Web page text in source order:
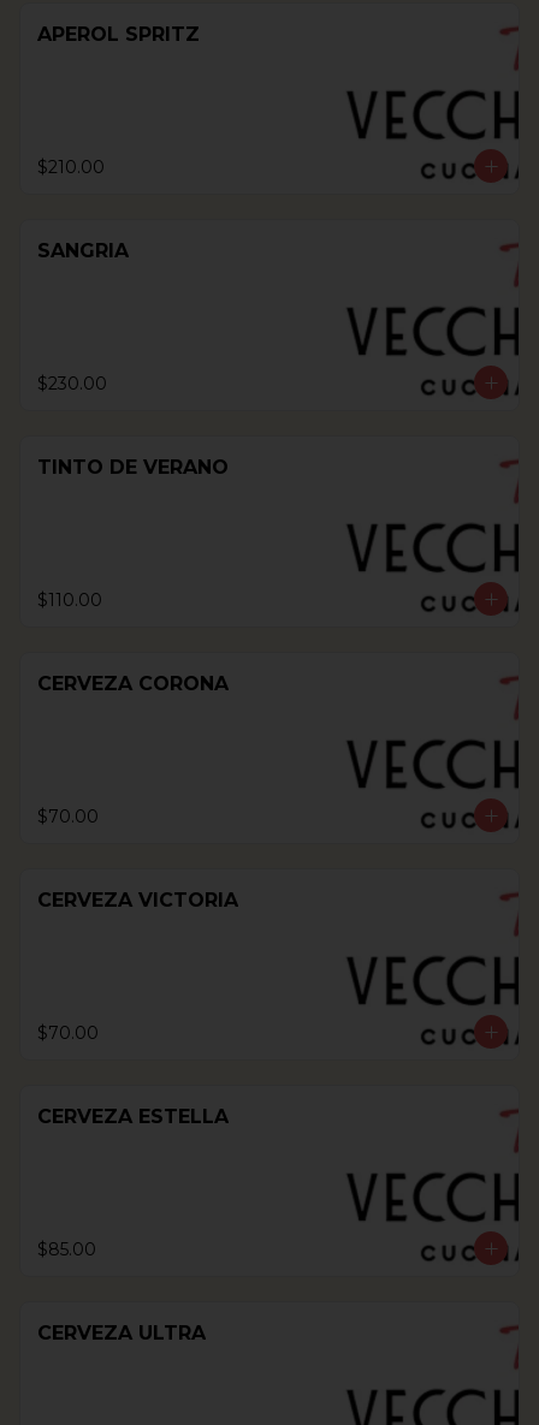
APEROL SPRITZ
$210.00
SANGRIA
$230.00
TINTO DE VERANO
$110.00
CERVEZA CORONA
$70.00
CERVEZA VICTORIA
$70.00
CERVEZA ESTELLA
$85.00
CERVEZA ULTRA